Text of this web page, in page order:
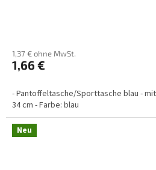
1,37 € ohne MwSt.
1,66 €
- Pantoffeltasche/Sporttasche blau -
34 cm - Farbe: blau
Neu